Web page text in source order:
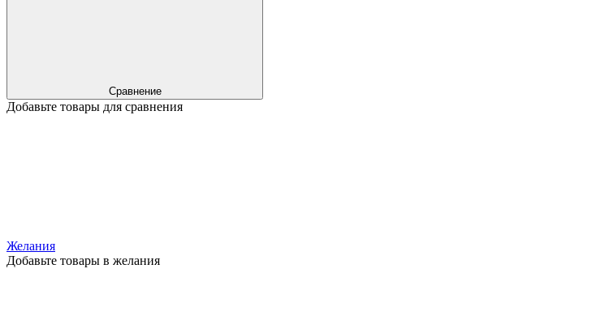
Сравнение
Добавьте товары для сравнения
Желания
Добавьте товары в желания